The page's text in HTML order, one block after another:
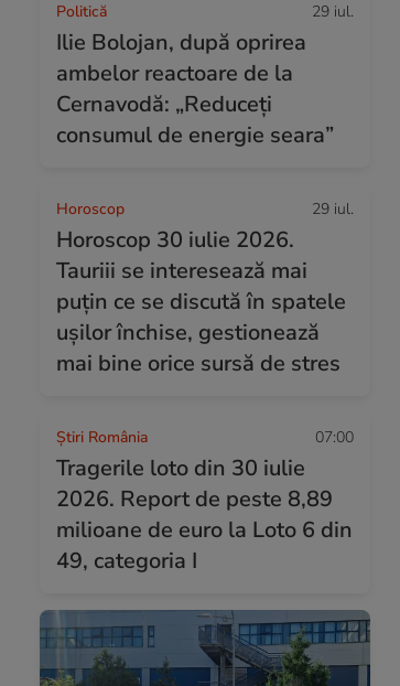
Politică 29 iul.
Ilie Bolojan, după oprirea
ambelor reactoare de la
Cernavodă: „Reduceți
consumul de energie seara”
Horoscop 29 iul.
Horoscop 30 iulie 2026.
Tauriii se interesează mai
puțin ce se discută în spatele
ușilor închise, gestionează
mai bine orice sursă de stres
Știri România 07:00
Tragerile loto din 30 iulie
2026. Report de peste 8,89
milioane de euro la Loto 6 din
49, categoria I